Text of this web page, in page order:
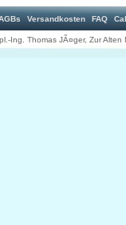
Versandkosten FAQ
Ing. Thomas JÃ¤ger, Zur